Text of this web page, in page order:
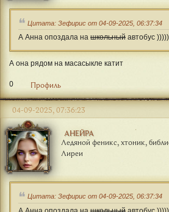
Цитата: Зефирис от 04-09-2025, 06:37:34
А Анна опоздала на школьный автобус )))))
А она рядом на масасыкле катит
0 Профиль
АНЕЙРА
Ледяной феникс, хтоник,
Лиреи
04-09-2025, 07:36:23
Цитата: Зефирис от 04-09-2025, 06:37:34